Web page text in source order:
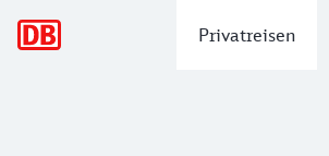
Privatreisen